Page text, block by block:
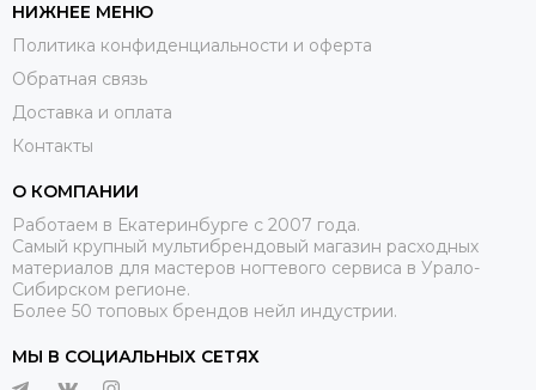
НИЖНЕЕ МЕНЮ
Политика конфиденциальности и оферта
Обратная связь
Доставка и оплата
Контакты
О КОМПАНИИ
Работаем в Екатеринбурге с 2007 года.
Самый крупный мультибрендовый магазин расходных
материалов для мастеров ногтевого сервиса в Урало-
Сибирском регионе.
Более 50 топовых брендов нейл индустрии.
МЫ В СОЦИАЛЬНЫХ СЕТЯХ